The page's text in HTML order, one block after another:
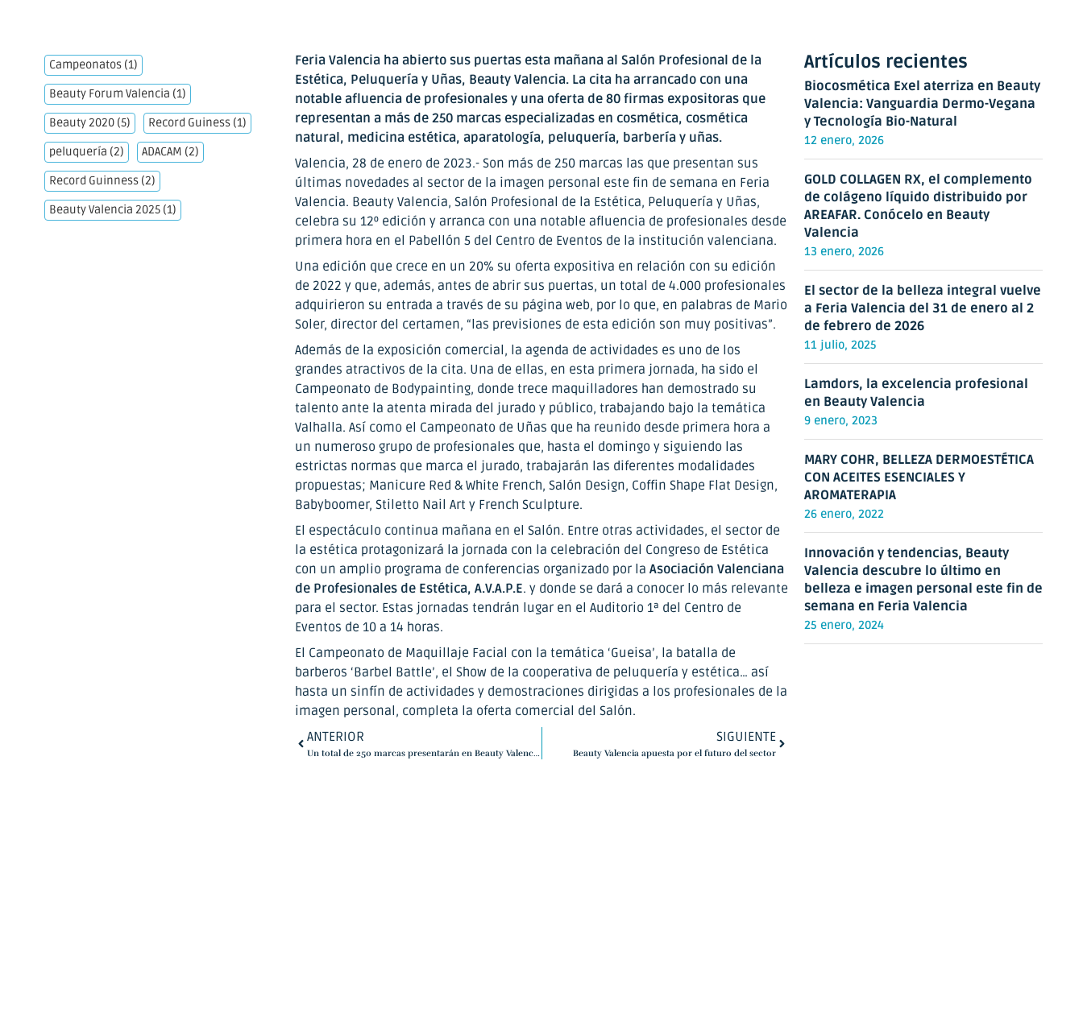
Campeonatos (1)
Beauty Forum Valencia (1)
Beauty 2020 (5) Record Guiness (1)
peluquería (2) ADACAM (2)
Record Guinness (2)
Beauty Valencia 2025 (1)
Feria Valencia ha abierto sus puertas esta mañana al Salón Profesional de la
Estética, Peluquería y Uñas, Beauty Valencia. La cita ha arrancado con una
notable afluencia de profesionales y una oferta de 80 firmas expositoras que
representan a más de 250 marcas especializadas en cosmética, cosmética
natural, medicina estética, aparatología, peluquería, barbería y uñas.
Valencia, 28 de enero de 2023.- Son más de 250 marcas las que presentan sus
últimas novedades al sector de la imagen personal este fin de semana en Feria
Valencia. Beauty Valencia, Salón Profesional de la Estética, Peluquería y Uñas,
celebra su 12º edición y arranca con una notable afluencia de profesionales desde
primera hora en el Pabellón 5 del Centro de Eventos de la institución valenciana.
Una edición que crece en un 20% su oferta expositiva en relación con su edición
de 2022 y que, además, antes de abrir sus puertas, un total de 4.000 profesionales
adquirieron su entrada a través de su página web, por lo que, en palabras de Mario
Soler, director del certamen, “las previsiones de esta edición son muy positivas”.
Además de la exposición comercial, la agenda de actividades es uno de los
grandes atractivos de la cita. Una de ellas, en esta primera jornada, ha sido el
Campeonato de Bodypainting, donde trece maquilladores han demostrado su
talento ante la atenta mirada del jurado y público, trabajando bajo la temática
Valhalla. Así como el Campeonato de Uñas que ha reunido desde primera hora a
un numeroso grupo de profesionales que, hasta el domingo y siguiendo las
estrictas normas que marca el jurado, trabajarán las diferentes modalidades
propuestas; Manicure Red & White French, Salón Design, Coffin Shape Flat Design,
Babyboomer, Stiletto Nail Art y French Sculpture.
El espectáculo continua mañana en el Salón. Entre otras actividades, el sector de
la estética protagonizará la jornada con la celebración del Congreso de Estética
con un amplio programa de conferencias organizado por la Asociación Valenciana
de Profesionales de Estética, A.V.A.P.E. y donde se dará a conocer lo más relevante
para el sector. Estas jornadas tendrán lugar en el Auditorio 1ª del Centro de
Eventos de 10 a 14 horas.
El Campeonato de Maquillaje Facial con la temática ‘Gueisa’, la batalla de
barberos ‘Barbel Battle’, el Show de la cooperativa de peluquería y estética… así
hasta un sinfín de actividades y demostraciones dirigidas a los profesionales de la
imagen personal, completa la oferta comercial del Salón.
ANTERIOR
Un total de 250 marcas presentarán en Beauty Valencia las tendencias de belleza que marcarán la próxima temporada
SIGUIENTE
Beauty Valencia apuesta por el futuro del sector
Artículos recientes
Biocosmética Exel aterriza en Beauty
Valencia: Vanguardia Dermo-Vegana
y Tecnología Bio-Natural
12 enero, 2026
GOLD COLLAGEN RX, el complemento
de colágeno líquido distribuido por
AREAFAR. Conócelo en Beauty
Valencia
13 enero, 2026
El sector de la belleza integral vuelve
a Feria Valencia del 31 de enero al 2
de febrero de 2026
11 julio, 2025
Lamdors, la excelencia profesional
en Beauty Valencia
9 enero, 2023
MARY COHR, BELLEZA DERMOESTÉTICA
CON ACEITES ESENCIALES Y
AROMATERAPIA
26 enero, 2022
Innovación y tendencias, Beauty
Valencia descubre lo último en
belleza e imagen personal este fin de
semana en Feria Valencia
25 enero, 2024